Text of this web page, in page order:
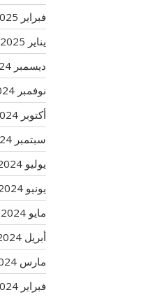
فبراير 2025
يناير 2025
ديسمبر 2024
نوفمبر 2024
أكتوبر 2024
سبتمبر 2024
يوليو 2024
يونيو 2024
مايو 2024
أبريل 2024
مارس 2024
فبراير 2024